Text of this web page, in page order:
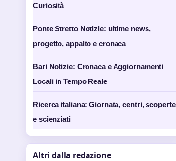
Curiosità
Ponte Stretto Notizie: ultime news,
progetto, appalto e cronaca
Bari Notizie: Cronaca e Aggiornamenti
Locali in Tempo Reale
Ricerca italiana: Giornata, centri, scoperte
e scienziati
Altri dalla redazione